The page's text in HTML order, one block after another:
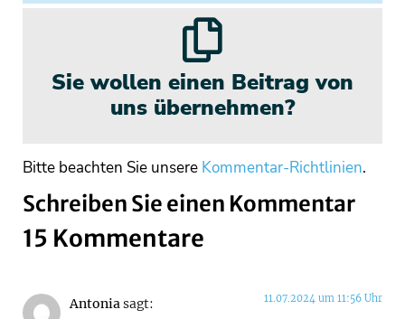
Sie wollen einen Beitrag von
uns übernehmen?
Bitte beachten Sie unsere Kommentar-Richtlinien.
Schreiben Sie einen Kommentar
15 Kommentare
Antoniasagt: 11.07.2024 um 11:56 Uhr